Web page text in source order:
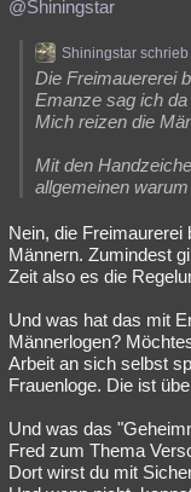
@Shiningstar
Shiningstar
Die Freimauererei
Emanze sag ich da
Mich reizen die
Mit den
allgemeinen
Nein, die Freimaurerei
Männern. Zumindest
Zeit also es die
Und was hat das mit
Männerlogen?
Arbeit an sich selbst
Frauenloge. Die ist
Und was das
Fred zum Thema
Dort wirst du mit